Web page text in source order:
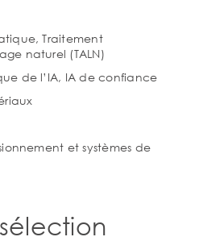
Traitement
naturel (TALN)
de l’IA, IA de confiance
et systèmes de